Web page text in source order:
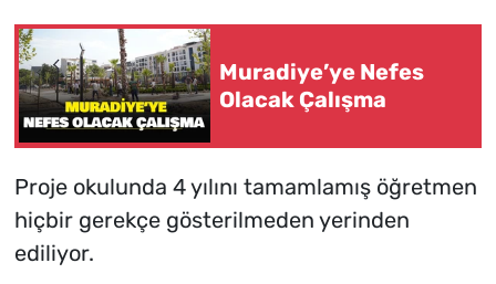
Muradiye’ye Nefes
Olacak Çalışma
Proje okulunda 4 yılını tamamlamış öğretmen
hiçbir gerekçe gösterilmeden yerinden
ediliyor.